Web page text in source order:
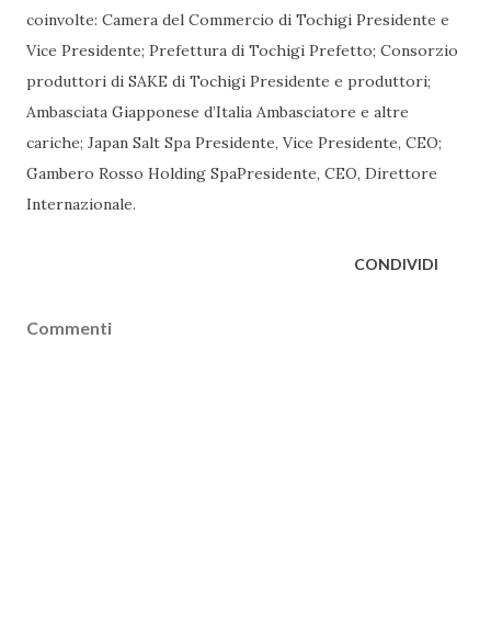
coinvolte: Camera del Commercio di Tochigi Presidente e
Vice Presidente; Prefettura di Tochigi Prefetto; Consorzio
produttori di SAKE di Tochigi Presidente e produttori;
Ambasciata Giapponese d’Italia Ambasciatore e altre
cariche; Japan Salt Spa Presidente, Vice Presidente, CEO;
Gambero Rosso Holding SpaPresidente, CEO, Direttore
Internazionale.
CONDIVIDI
Commenti